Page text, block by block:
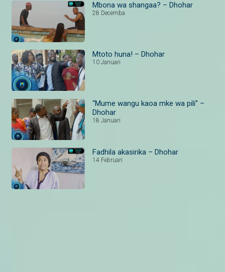
Mbona wa shangaa? – Dhohar
28 Decemba
Mtoto huna! – Dhohar
10 Januari
“Mume wangu kaoa mke wa pili” –
Dhohar
18 Januari
Fadhila akasirika – Dhohar
14 Februari